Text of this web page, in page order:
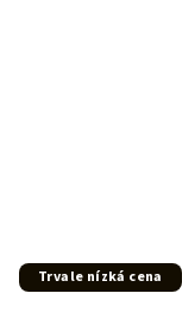
Trvale nízká cena